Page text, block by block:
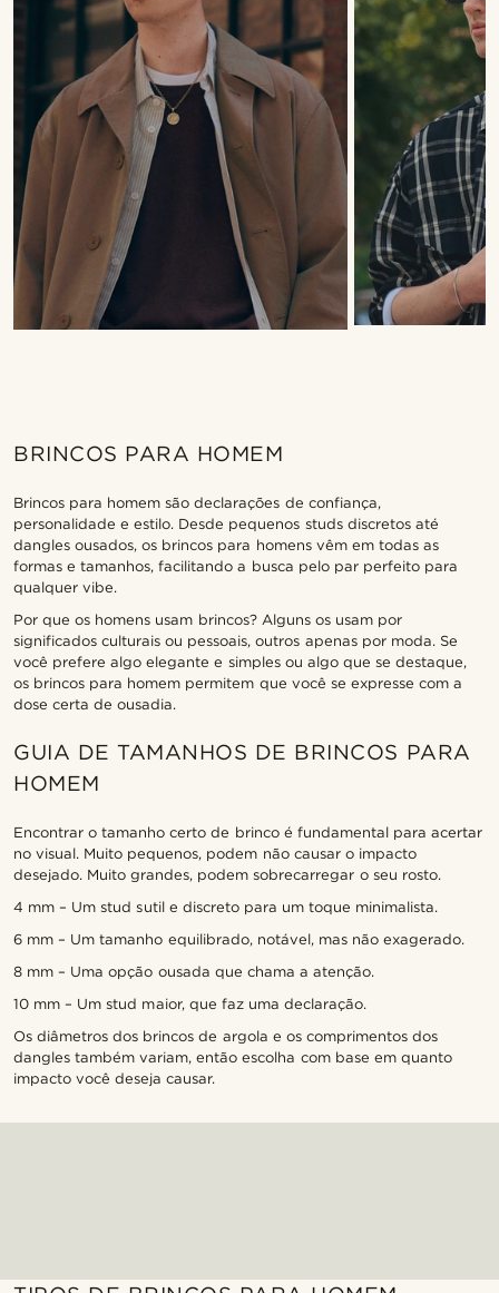
BRINCOS PARA HOMEM
Brincos para homem são declarações de confiança,
personalidade e estilo. Desde pequenos studs discretos até
dangles ousados, os brincos para homens vêm em todas as
formas e tamanhos, facilitando a busca pelo par perfeito para
qualquer vibe.
Por que os homens usam brincos? Alguns os usam por
significados culturais ou pessoais, outros apenas por moda. Se
você prefere algo elegante e simples ou algo que se destaque,
os brincos para homem permitem que você se expresse com a
dose certa de ousadia.
GUIA DE TAMANHOS DE BRINCOS PARA
HOMEM
Encontrar o tamanho certo de brinco é fundamental para acertar
no visual. Muito pequenos, podem não causar o impacto
desejado. Muito grandes, podem sobrecarregar o seu rosto.
4 mm – Um stud sutil e discreto para um toque minimalista.
6 mm – Um tamanho equilibrado, notável, mas não exagerado.
8 mm – Uma opção ousada que chama a atenção.
10 mm – Um stud maior, que faz uma declaração.
Os diâmetros dos brincos de argola e os comprimentos dos
dangles também variam, então escolha com base em quanto
impacto você deseja causar.